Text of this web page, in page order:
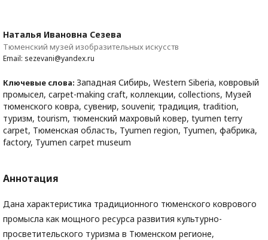
Наталья Ивановна Сезева
Тюменский музей изобразительных искусств
Email: sezevani@yandex.ru
Ключевые слова: Западная Сибирь, Western Siberia, ковровый
промысел, carpet-making craft, коллекции, collections, Музей
тюменского ковра, сувенир, souvenir, традиция, tradition,
туризм, tourism, тюменский махровый ковер, tyumen terry
carpet, Тюменская область, Tyumen region, Tyumen, фабрика,
factory, Tyumen carpet museum
Аннотация
Дана характеристика традиционного тюменского коврового
промысла как мощного ресурса развития культурно-
просветительского туризма в Тюменском регионе,